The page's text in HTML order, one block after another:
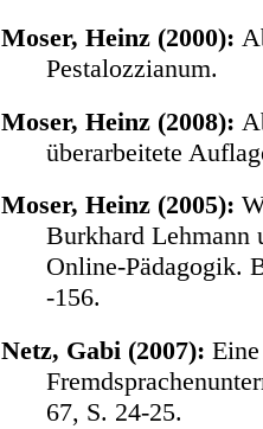
Moser, Heinz (2000):
Pestalozzianum.
Moser, Heinz (2008):
überarbeitete
Moser, Heinz (2005):
Burkhard Lehmann
Online-Pädagogik.
-156.
Netz, Gabi (2007):
67, S. 24-25.